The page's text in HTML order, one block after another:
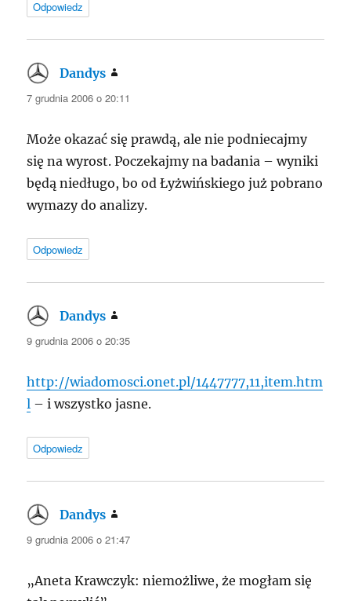
Odpowiedz
Dandys
7 grudnia 2006 o 20:11
Może okazać się prawdą, ale nie podniecajmy
się na wyrost. Poczekajmy na badania – wyniki
będą niedługo, bo od Łyżwińskiego już pobrano
wymazy do analizy.
Odpowiedz
Dandys
9 grudnia 2006 o 20:35
http://wiadomosci.onet.pl/1447777,11,item.htm
l – i wszystko jasne.
Odpowiedz
Dandys
9 grudnia 2006 o 21:47
„Aneta Krawczyk: niemożliwe, że mogłam się